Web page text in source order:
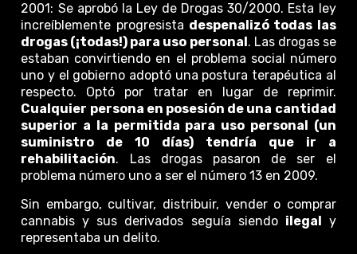
2001: Se aprobó la Ley de Drogas 30/2000. Esta ley
increíblemente progresista despenalizó todas las
drogas (¡todas!) para uso personal . Las drogas se
estaban convirtiendo en el problema social número
uno y el gobierno adoptó una postura terapéutica al
respecto. Optó por tratar en lugar de reprimir.
Cualquier persona en posesión de una cantidad
superior a la permitida para uso personal (un
suministro de 10 días) tendría que ir a
rehabilitación. Las drogas pasaron de ser el
problema número uno a ser el número 13 en 2009.
Sin embargo, cultivar, distribuir, vender o comprar
cannabis y sus derivados seguía siendo ilegal
y
representaba un delito.